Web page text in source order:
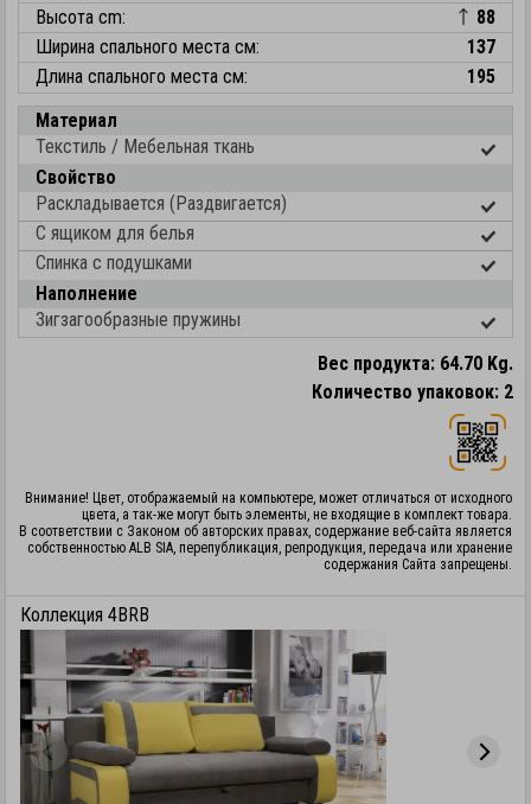
Высота cm:
88
Ширина спального места см:
137
Длина спального места см:
195
Материал
Текстиль / Мебельная ткань
Свойство
Раскладывается (Раздвигается)
С ящиком для белья
Спинка с подушками
Наполнение
Зигзагообразные пружины
Вес продукта: 64.70 Kg.
Количество упаковок: 2
Внимание! Цвет, отображаемый на компьютере, может отличаться от исходного
цвета, а так-же могут быть элементы, не входящие в комплект товара.
В соответствии с Законом об авторских правах, содержание веб-сайта является
собственностью ALB SIA, перепубликация, репродукция, передача или хранение
содержания Сайта запрещены.
Коллекция 4BRB